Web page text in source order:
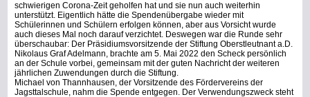
schwierigen Corona-Zeit geholfen hat und sie nun auch weiterhin
unterstützt. Eigentlich hätte die Spendenübergabe wieder mit
Schülerinnen und Schülern erfolgen können, aber aus Vorsicht wurde
auch dieses Mal noch darauf verzichtet. Deswegen war die Runde sehr
überschaubar: Der Präsidiumsvorsitzende der Stiftung Oberstleutnant a.D.
Nikolaus Graf Adelmann, brachte am 5. Mai 2022 den Scheck persönlich
an der Schule vorbei, gemeinsam mit der guten Nachricht der weiteren
jährlichen Zuwendungen durch die Stiftung.
Michael von Thannhausen, der Vorsitzende des Fördervereins der
Jagsttalschule, nahm die Spende entgegen. Der Verwendungszweck steht